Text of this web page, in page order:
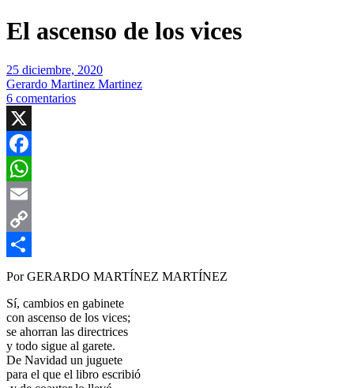
El ascenso de los vices
25 diciembre, 2020
Gerardo Martinez Martinez
6 comentarios
X
Facebook
WhatsApp
Email
Copy
Link
Compartir
Por GERARDO MARTÍNEZ MARTÍNEZ
Sí, cambios en gabinete
con ascenso de los vices;
se ahorran las directrices
y todo sigue al garete.
De Navidad un juguete
para el que el libro escribió